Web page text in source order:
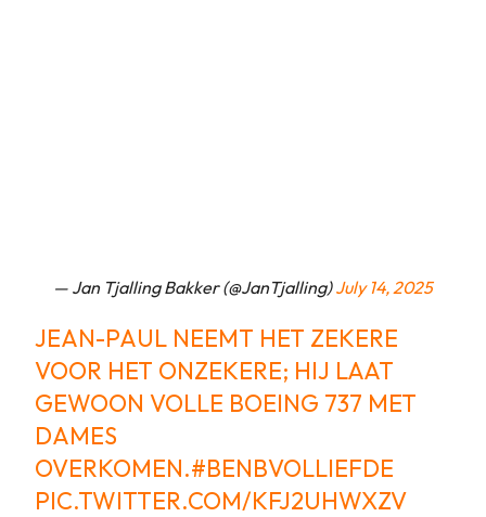
— Jan Tjalling Bakker (@JanTjalling)July 14, 2025
JEAN-PAUL NEEMT HET ZEKERE
VOOR HET ONZEKERE; HIJ LAAT
GEWOON VOLLE BOEING 737 MET
DAMES
OVERKOMEN.#BENBVOLLIEFDE
PIC.TWITTER.COM/KFJ2UHWXZV